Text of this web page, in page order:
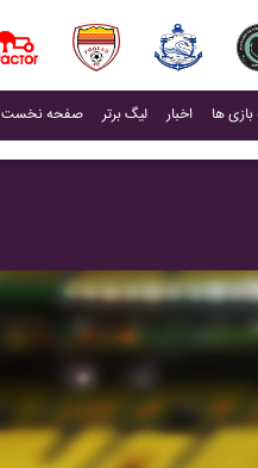
صفحه نخست لیگ برتر اخبار(current)